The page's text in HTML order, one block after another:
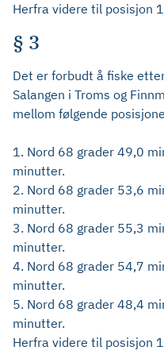
Herfra videre til posisjon
§ 3
Det er forbudt å fiske
Salangen i Troms og
mellom følgende
1. Nord 68 grader 49,0
minutter.
2. Nord 68 grader 53,6
minutter.
3. Nord 68 grader 55,3
minutter.
4. Nord 68 grader 54,7
minutter.
5. Nord 68 grader 48,4
minutter.
Herfra videre til posisjon